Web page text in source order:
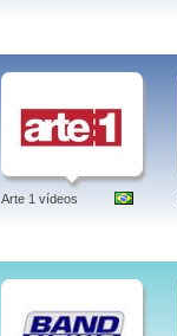
Arte 1 vídeos